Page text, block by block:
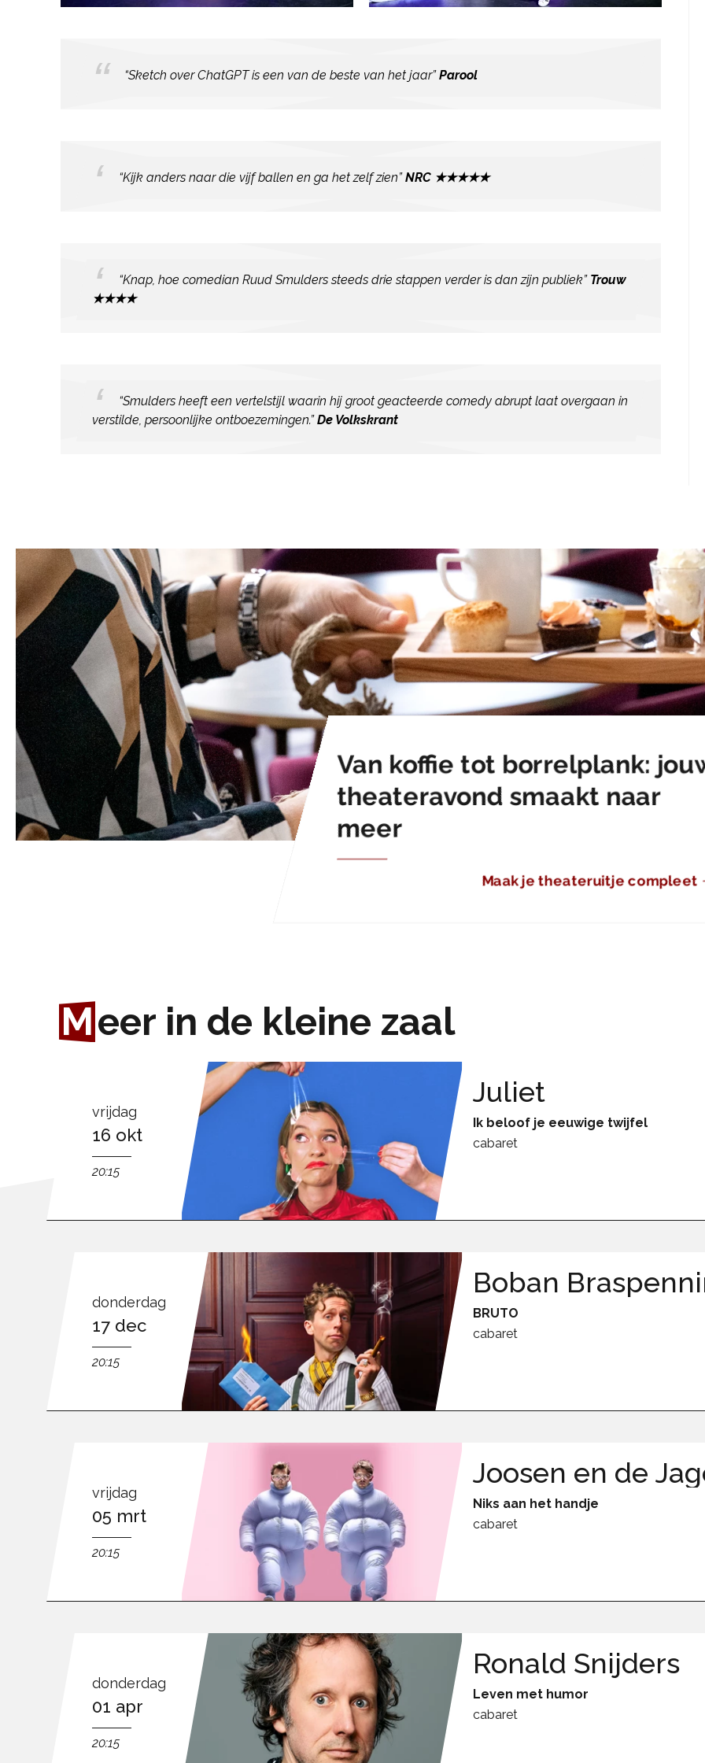
“Sketch over ChatGPT is een van de beste van het jaar”Parool
“Kijk anders naar die vijf ballen en ga het zelf zien”NRC ★★★★★
“Knap, hoe comedian Ruud Smulders steeds drie stappen verder is dan zijn publiek” Trouw
★★★★
“Smulders heeft een vertelstijl waarin hij groot geacteerde comedy abrupt laat overgaan in
verstilde, persoonlijke ontboezemingen.”De Volkskrant
Van koffie tot borrelplank:
theateravond smaakt naar
meer
Maak je theateruitje compleet
Meer in de kleine zaal
vrijdag
16 okt
20:15
Juliet
Ik beloof je eeuwige twijfel
cabaret
donderdag
17 dec
20:15
Boban
BRUTO
cabaret
vrijdag
05 mrt
20:15
Joosen en de
Niks aan het handje
cabaret
donderdag
01 apr
20:15
Ronald Snijders
Leven met humor
cabaret